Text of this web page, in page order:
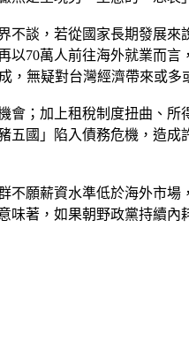
談，若從國家長期發展
70萬人前往海外就業而
，無疑對台灣經濟帶來或多
；加上租稅制度扭曲、
國」陷入債務危機，造
願薪資水準低於海外市
味著，如果朝野政黨持續